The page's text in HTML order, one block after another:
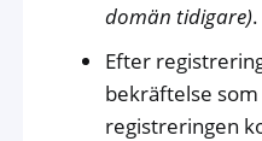
domän tidigare).
Efter
bekräftelse
registreringen